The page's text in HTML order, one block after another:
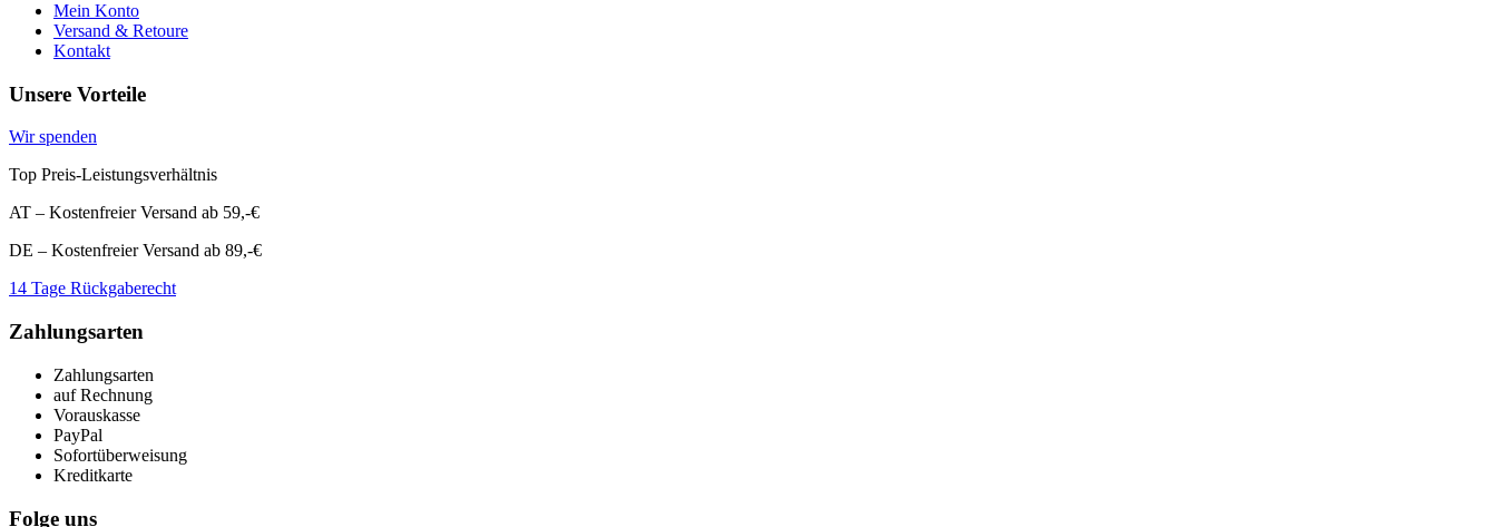
Mein Konto
Versand & Retoure
Kontakt
Unsere Vorteile
Wir spenden
Top Preis-Leistungsverhältnis
AT – Kostenfreier Versand ab 59,-€
DE – Kostenfreier Versand ab 89,-€
14 Tage Rückgaberecht
Zahlungsarten
Zahlungsarten
auf Rechnung
Vorauskasse
PayPal
Sofortüberweisung
Kreditkarte
Folge uns